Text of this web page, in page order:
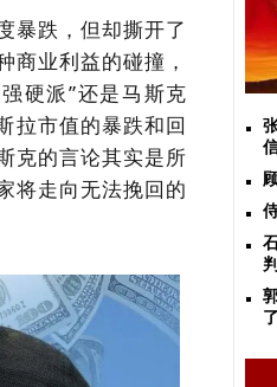
暴跌，但却撕开了
商业利益的碰撞，
硬派”还是马斯克
拉市值的暴跌和回
克的言论其实是所
将走向无法挽回的
判